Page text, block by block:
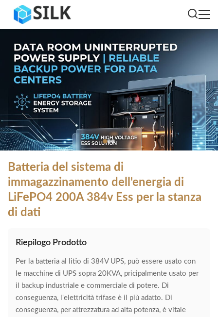
Batteria del sistema di
immagazzinamento dell'energia di
LiFePO4 200A 384v Ess per la stanza
di dati
Riepilogo Prodotto
Per la batteria al litio di 384V UPS, può essere usato con
le macchine di UPS sopra 20KVA, pricipalmente usato per
il backup industriale e commerciale di potere. Di
conseguenza, l'elettricità trifase è il più adatto. Di
conseguenza, per attrezzatura ad alta potenza, è vitale